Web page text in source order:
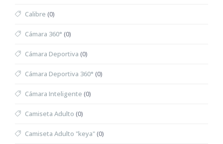
Calibre (0)
Cámara 360° (0)
Cámara Deportiva (0)
Cámara Deportiva 360° (0)
Cámara Inteligente (0)
Camiseta Adulto (0)
Camiseta Adulto "keya"(0)